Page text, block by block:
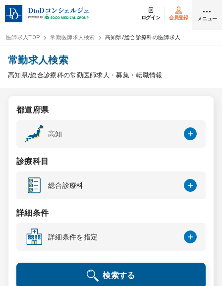
ログイン 会員登録 メニュー
ログイン
医師求人
常勤検索
スポット検索
DtoDの転職・
コンサルタント
成功事例
医師求人TOP 常勤医師求人検索 高知県/総合診療科の医師求人
常勤求人検索
高知県/総合診療科の常勤医師求人・募集・転職情報
都道府県
高知
診療科目
総合診療科
詳細条件
詳細条件を指定
検索する